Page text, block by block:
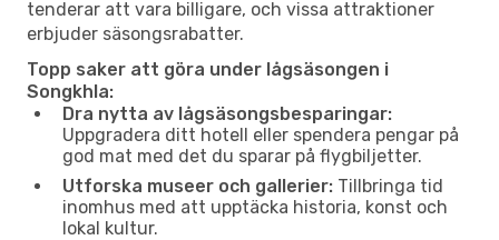
tenderar att vara billigare, och vissa attraktioner
erbjuder säsongsrabatter.
Topp saker att göra under lågsäsongen i
Songkhla:
Dra nytta av lågsäsongsbesparingar:
Uppgradera ditt hotell eller spendera pengar på
god mat med det du sparar på flygbiljetter.
Utforska museer och gallerier: Tillbringa tid
inomhus med att upptäcka historia, konst och
lokal kultur.